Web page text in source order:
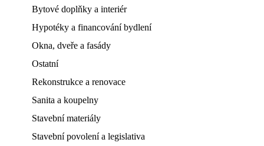
Bytové doplňky a interiér
Hypotéky a financování bydlení
Okna, dveře a fasády
Ostatní
Rekonstrukce a renovace
Sanita a koupelny
Stavební materiály
Stavební povolení a legislativa